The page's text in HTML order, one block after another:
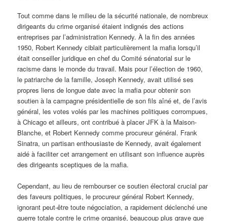
Tout comme dans le milieu de la sécurité nationale, de nombreux
dirigeants du crime organisé étaient indignés des actions
entreprises par l’administration Kennedy. À la fin des années
1950, Robert Kennedy ciblait particulièrement la mafia lorsqu’il
était conseiller juridique en chef du Comité sénatorial sur le
racisme dans le monde du travail. Mais pour l’élection de 1960,
le patriarche de la famille, Joseph Kennedy, avait utilisé ses
propres liens de longue date avec la mafia pour obtenir son
soutien à la campagne présidentielle de son fils aîné et, de l’avis
général, les votes volés par les machines politiques corrompues,
à Chicago et ailleurs, ont contribué à placer JFK à la Maison-
Blanche, et Robert Kennedy comme procureur général. Frank
Sinatra, un partisan enthousiaste de Kennedy, avait également
aidé à faciliter cet arrangement en utilisant son influence auprès
des dirigeants sceptiques de la mafia.
Cependant, au lieu de rembourser ce soutien électoral crucial par
des faveurs politiques, le procureur général Robert Kennedy,
ignorant peut-être toute négociation, a rapidement déclenché une
guerre totale contre le crime organisé, beaucoup plus grave que